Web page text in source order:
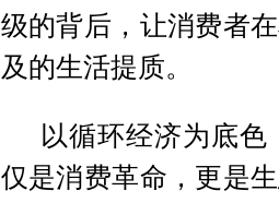
级的背后，让消费者
及的生活提质。
以循环经济为底
仅是消费革命，更是